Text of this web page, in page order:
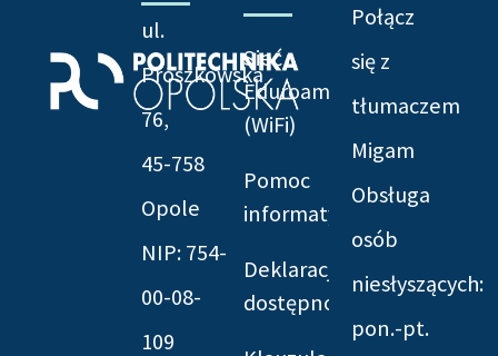
ul.
Prószkowska
76,
45-758
Opole
NIP: 754-
00-08-
109
Sieć
Eduroam
(WiFi)
Pomoc
informatyczna
Deklaracja
dostępności
Połącz
się z
tłumaczem
Migam
Obsługa
osób
niesłyszących:
pon.-pt.